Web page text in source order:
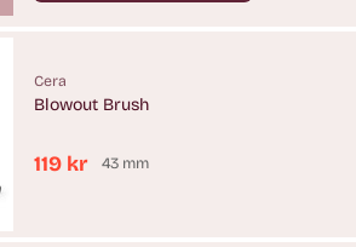
Cera
Blowout Brush
119 kr 43 mm